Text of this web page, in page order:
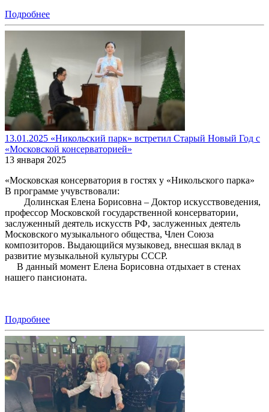
Подробнее
13.01.2025 «Никольский парк» встретил Старый Новый Год с
«Московской консерваторией»
13 января 2025
«Московская консерватория в гостях у «Никольского парка»
В программе учувствовали:
Долинская Елена Борисовна – Доктор искусствоведения,
профессор Московской государственной консерватории,
заслуженный деятель искусств РФ, заслуженных деятель
Московского музыкального общества, Член Союза
композиторов. Выдающийся музыковед, внесшая вклад в
развитие музыкальной культуры СССР.
В данный момент Елена Борисовна отдыхает в стенах
нашего пансионата.
Подробнее